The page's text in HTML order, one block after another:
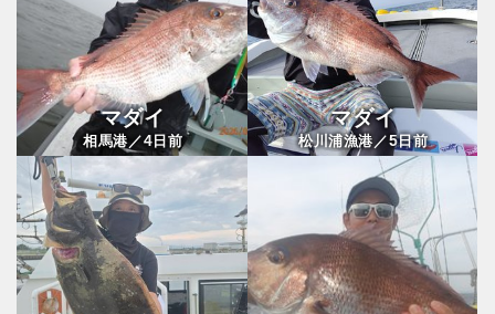
マダイ
相馬港／4日前
マダイ
松川浦漁港／5日前